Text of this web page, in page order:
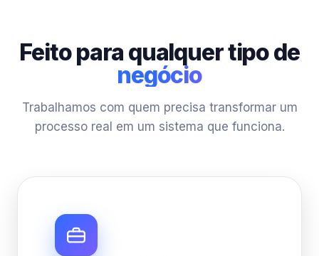
Feito para qualquer tipo de
negócio
Trabalhamos com quem precisa transformar um
processo real em um sistema que funciona.